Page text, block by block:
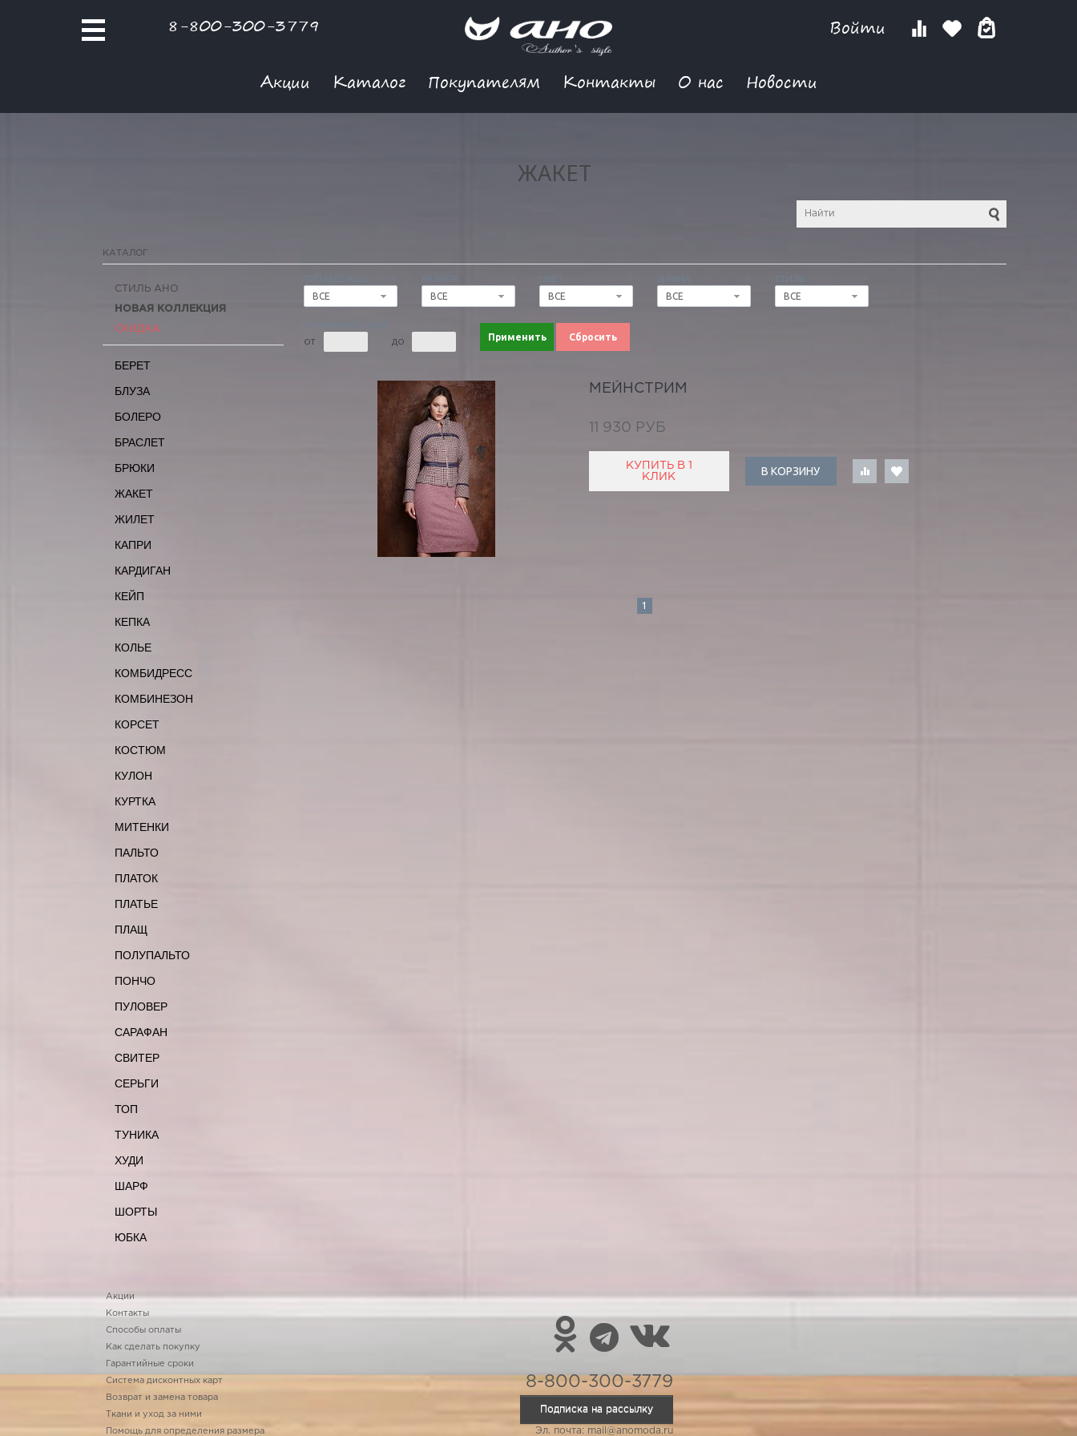
8-800-300-3779 Войти
Акции Каталог Покупателям Контакты О нас Новости
ЖАКЕТ
КАТАЛОГ
ВСЕ
ВСЕ
ВСЕ
ВСЕ
СТИЛЬ
ВСЕ
ОТ ДО Применить Сбросить
СТИЛЬ АНО
НОВАЯ КОЛЛЕКЦИЯ
СКИДКА
БЕРЕТ
БЛУЗА
БОЛЕРО
БРАСЛЕТ
БРЮКИ
ЖАКЕТ
ЖИЛЕТ
КАПРИ
КАРДИГАН
КЕЙП
КЕПКА
КОЛЬЕ
КОМБИДРЕСС
КОМБИНЕЗОН
КОРСЕТ
КОСТЮМ
КУЛОН
КУРТКА
МИТЕНКИ
ПАЛЬТО
ПЛАТОК
ПЛАТЬЕ
ПЛАЩ
ПОЛУПАЛЬТО
ПОНЧО
ПУЛОВЕР
САРАФАН
СВИТЕР
СЕРЬГИ
ТОП
ТУНИКА
ХУДИ
ШАРФ
ШОРТЫ
ЮБКА
МЕЙНСТРИМ
11 930 РУБ
КУПИТЬ В 1
КЛИК
В КОРЗИНУ
1
Акции
Контакты
Способы оплаты
Как сделать покупку
Гарантийные сроки
Система дисконтных карт
Возврат и замена товара
Ткани и уход за ними
Помощь для определения размера
8-800-300-3779
Подписка на рассылку
Эл. почта: mail@anomoda.ru